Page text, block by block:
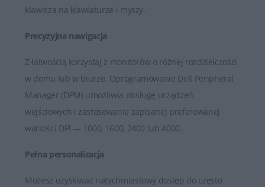
klawisza na klawiaturze i myszy.
Precyzyjna nawigacja
Z łatwością korzystaj z monitorów o różnej rozdzielczości
w domu lub w biurze. Oprogramowanie Dell Peripheral
Manager (DPM) umożliwia obsługę urządzeń
wejściowych i zastosowanie zapisanej preferowanej
wartości DPI — 1000, 1600, 2400 lub 4000.
Pełna personalizacja
Możesz uzyskiwać natychmiastowy dostęp do często